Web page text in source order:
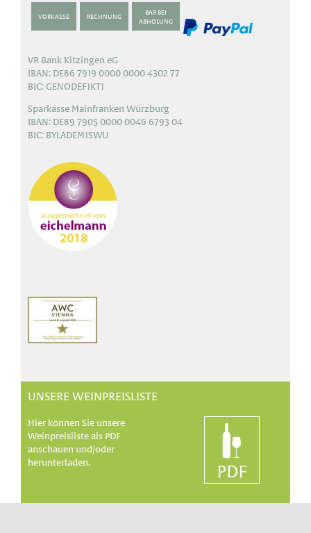
VORKASSE RECHNUNG
BAR BEI
ABHOLUNG
VR Bank Kitzingen eG
IBAN: DE86 7919 0000 0000 4302 77
BIC: GENODEF1KT1
Sparkasse Mainfranken Würzburg
IBAN: DE89 7905 0000 0046 6793 04
BIC: BYLADEM1SWU
UNSERE WEINPREISLISTE
Hier können Sie unsere
Weinpreisliste als PDF
anschauen und/oder
herunterladen.